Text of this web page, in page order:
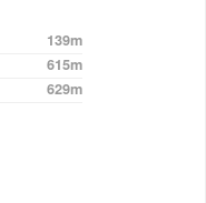
139m
615m
629m